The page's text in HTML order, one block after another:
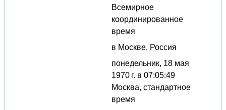
Всемирное
координированное
время
в Москве, Россия
понедельник, 18 мая
1970 г. в 07:05:49
Москва, стандартное
время